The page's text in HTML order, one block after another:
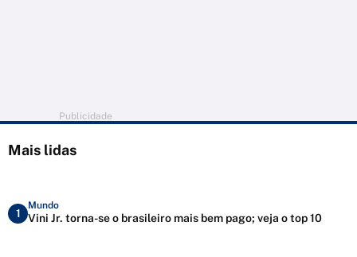
Publicidade
Mais lidas
1
Mundo
Vini Jr. torna-se o brasileiro mais bem pago; veja o top 10